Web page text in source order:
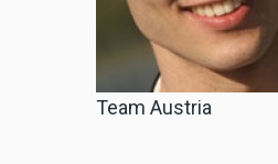
Team Austria